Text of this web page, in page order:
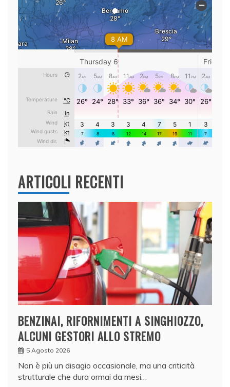
ARTICOLI RECENTI
BENZINAI, RIFORNIMENTI A SINGHIOZZO,
ALCUNI GESTORI ALLO STREMO
5 Agosto 2026
Non è più un disagio occasionale, ma una criticità
strutturale che dura ormai da mesi…